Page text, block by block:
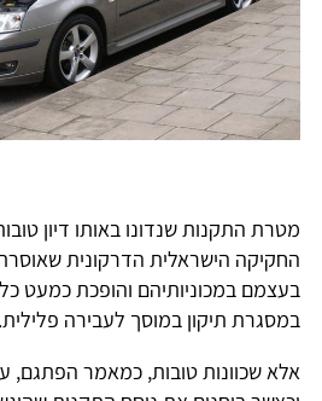
מטרת התקנות שנדונו באותו דיון
החקיקה הישראלית הדרקונית
בעצמם במכוניותיהם והופכת כמעט
במסגרת תיקון במוסך לעבירה פלילית.
אלא שכוונות טובות, כמאמר הפתגם,